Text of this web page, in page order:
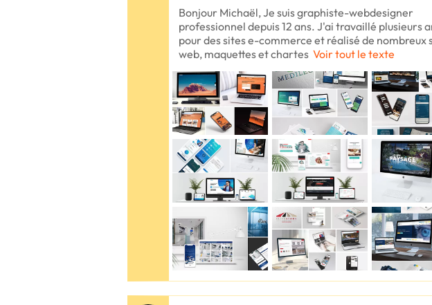
Bonjour Michaël, Je suis graphiste-webdesigner
professionnel depuis 12 ans. J'ai travaillé plusieurs
pour des sites e-commerce et réalisé de nombreux
web, maquettes et chartes Voir tout le texte